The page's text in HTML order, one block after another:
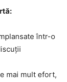
într-o
mai mult efort,